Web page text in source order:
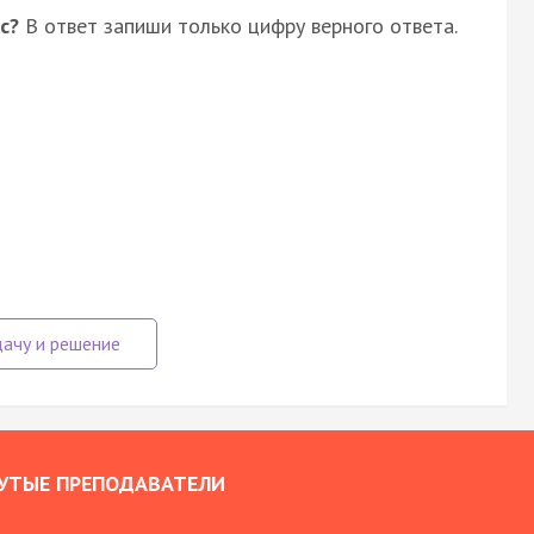
В ответ запиши только цифру верного ответа.
ПРЕПОДАВАТЕЛИ